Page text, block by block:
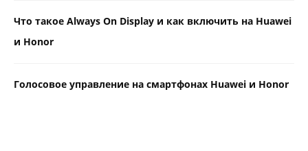
Что такое Always On Display и как включить на Huawei
и Honor
Голосовое управление на смартфонах Huawei и Honor